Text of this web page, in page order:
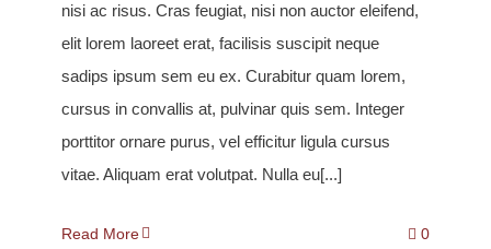
nisi ac risus. Cras feugiat, nisi non auctor eleifend,
elit lorem laoreet erat, facilisis suscipit neque
sadips ipsum sem eu ex. Curabitur quam lorem,
cursus in convallis at, pulvinar quis sem. Integer
porttitor ornare purus, vel efficitur ligula cursus
vitae. Aliquam erat volutpat. Nulla eu[...]
Read More 0